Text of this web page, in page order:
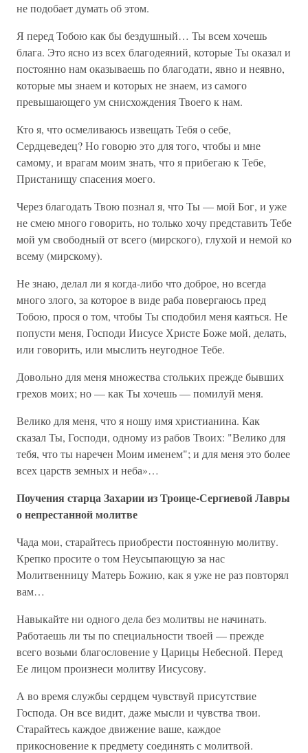
не подобает думать об этом.
Я перед Тобою как бы бездушный… Ты всем хочешь
блага. Это ясно из всех благодеяний, которые Ты оказал и
постоянно нам оказываешь по благодати, явно и неявно,
которые мы знаем и которых не знаем, из самого
превышающего ум снисхождения Твоего к нам.
Кто я, что осмеливаюсь извещать Тебя о себе,
Сердцеведец? Но говорю это для того, чтобы и мне
самому, и врагам моим знать, что я прибегаю к Тебе,
Пристанищу спасения моего.
Через благодать Твою познал я, что Ты — мой Бог, и уже
не смею много говорить, но только хочу представить Тебе
мой ум свободный от всего (мирского), глухой и немой ко
всему (мирскому).
Не знаю, делал ли я когда-либо что доброе, но всегда
много злого, за которое в виде раба повергаюсь пред
Тобою, прося о том, чтобы Ты сподобил меня каяться. Не
попусти меня, Господи Иисусе Христе Боже мой, делать,
или говорить, или мыслить неугодное Тебе.
Довольно для меня множества стольких прежде бывших
грехов моих; но — как Ты хочешь — помилуй меня.
Велико для меня, что я ношу имя христианина. Как
сказал Ты, Господи, одному из рабов Твоих: "Велико для
тебя, что ты наречен Моим именем"; и для меня это более
всех царств земных и неба»…
Поучения старца Захарии из Троице-Сергиевой Лавры
о непрестанной молитве
Чада мои, старайтесь приобрести постоянную молитву.
Крепко просите о том Неусыпающую за нас
Молитвенницу Матерь Божию, как я уже не раз повторял
вам…
Навыкайте ни одного дела без молитвы не начинать.
Работаешь ли ты по специальности твоей — прежде
всего возьми благословение у Царицы Небесной. Перед
Ее лицом произнеси молитву Иисусову.
А во время службы сердцем чувствуй присутствие
Господа. Он все видит, даже мысли и чувства твои.
Старайтесь каждое движение ваше, каждое
прикосновение к предмету соединять с молитвой.